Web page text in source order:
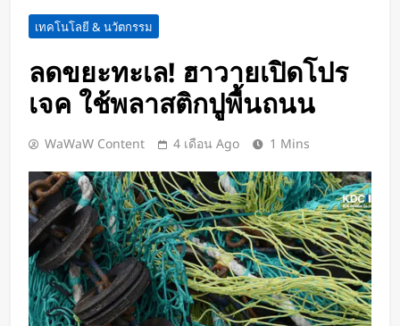
Center ลอยน้ำ ใช้พลังงานจากคลื่น
ทะเลผลิตไฟฟ้า และใช้น้ำทะเลช่วย
16 ชั่วโมง Ago
จีนเปิดตัว “xianglong” เครื่องขุดอุ
โมงค์ไฮบริด เจาะ-ระเบิดหิน เครื่อง
แรกของโลก
17 ชั่วโมง Ago
Lab แพลตฟอร์ม AI สำหรับคาด
การณ์สภาพอากาศและพายุหมุนเขต
ร้อนล่วงหน้าได้สูงสุด 15 วัน
2 วัน Ago
ChatGPT ทะลุ 1 พันล้านผู้ใช้ต่อ
สัปดาห์ เร็วที่สุดในโลก AI
2 วัน Ago
Xiaomi เปิดตัว SUV พร้อมพื้นที่นอน
ชั้นบน รองรับผู้โดยสารได้ 7 ที่นั่ง
2 วัน Ago
เทคโนโลยี & นวัตกรรม
ลดขยะทะเล! ฮาวายเปิดโปร
เจค ใช้พลาสติกปูพื้นถนน
WaWaW Content 4 เดือน Ago 1 Mins